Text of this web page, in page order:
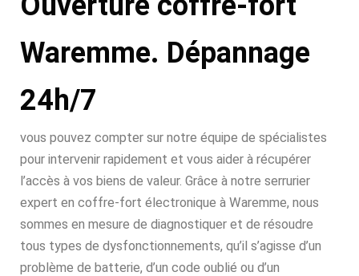
Waremme. Dépannage
24h/7
vous pouvez compter sur notre équipe de spécialistes
pour intervenir rapidement et vous aider à récupérer
l’accès à vos biens de valeur. Grâce à notre serrurier
expert en coffre-fort électronique à Waremme, nous
sommes en mesure de diagnostiquer et de résoudre
tous types de dysfonctionnements, qu’il s’agisse d’un
problème de batterie, d’un code oublié ou d’un